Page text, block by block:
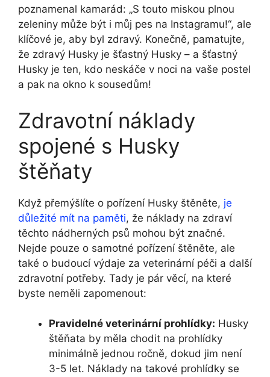
poznamenal kamarád: „S touto miskou plnou
zeleniny může být i můj pes na Instagramu!“, ale
klíčové je, aby byl zdravý. Konečně, pamatujte,
že zdravý Husky je šťastný Husky – a šťastný
Husky je ten, kdo neskáče v noci na vaše postel
a pak na okno k sousedům!
Zdravotní náklady
spojené s Husky
štěňaty
Když přemýšlíte o pořízení Husky štěněte, je
důležité mít na paměti, že náklady na zdraví
těchto nádherných psů mohou být značné.
Nejde pouze o samotné pořízení štěněte, ale
také o budoucí výdaje za veterinární péči a další
zdravotní potřeby. Tady je pár věcí, na které
byste neměli zapomenout:
Pravidelné veterinární prohlídky: Husky
štěňata by měla chodit na prohlídky
minimálně jednou ročně, dokud jim není
3-5 let. Náklady na takové prohlídky se